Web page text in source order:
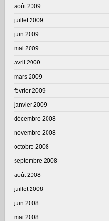
août 2009
juillet 2009
juin 2009
mai 2009
avril 2009
mars 2009
février 2009
janvier 2009
décembre 2008
novembre 2008
octobre 2008
septembre 2008
août 2008
juillet 2008
juin 2008
mai 2008